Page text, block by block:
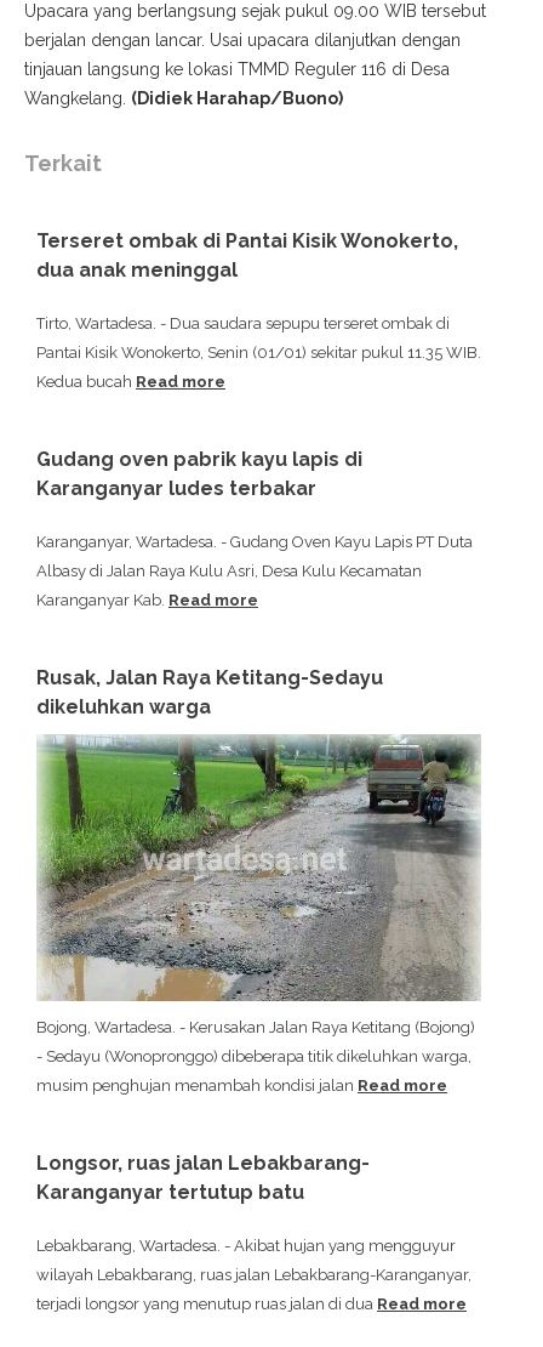
Upacara yang berlangsung sejak pukul 09.00 WIB tersebut
berjalan dengan lancar. Usai upacara dilanjutkan dengan
tinjauan langsung ke lokasi TMMD Reguler 116 di Desa
Wangkelang. (Didiek Harahap/Buono)
Terkait
Terseret ombak di Pantai Kisik Wonokerto,
dua anak meninggal
Tirto, Wartadesa. - Dua saudara sepupu terseret ombak di
Pantai Kisik Wonokerto, Senin (01/01) sekitar pukul 11.35 WIB.
Kedua bucah Read more
Gudang oven pabrik kayu lapis di
Karanganyar ludes terbakar
Karanganyar, Wartadesa. - Gudang Oven Kayu Lapis PT Duta
Albasy di Jalan Raya Kulu Asri, Desa Kulu Kecamatan
Karanganyar Kab. Read more
Rusak, Jalan Raya Ketitang-Sedayu
dikeluhkan warga
Bojong, Wartadesa. - Kerusakan Jalan Raya Ketitang (Bojong)
- Sedayu (Wonopronggo) dibeberapa titik dikeluhkan warga,
musim penghujan menambah kondisi jalan Read more
Longsor, ruas jalan Lebakbarang-
Karanganyar tertutup batu
Lebakbarang, Wartadesa. - Akibat hujan yang mengguyur
wilayah Lebakbarang, ruas jalan Lebakbarang-Karanganyar,
terjadi longsor yang menutup ruas jalan di dua Read more